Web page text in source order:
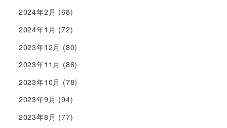
2024年2月 (68)
2024年1月 (72)
2023年12月 (80)
2023年11月 (86)
2023年10月 (78)
2023年9月 (94)
2023年8月 (77)